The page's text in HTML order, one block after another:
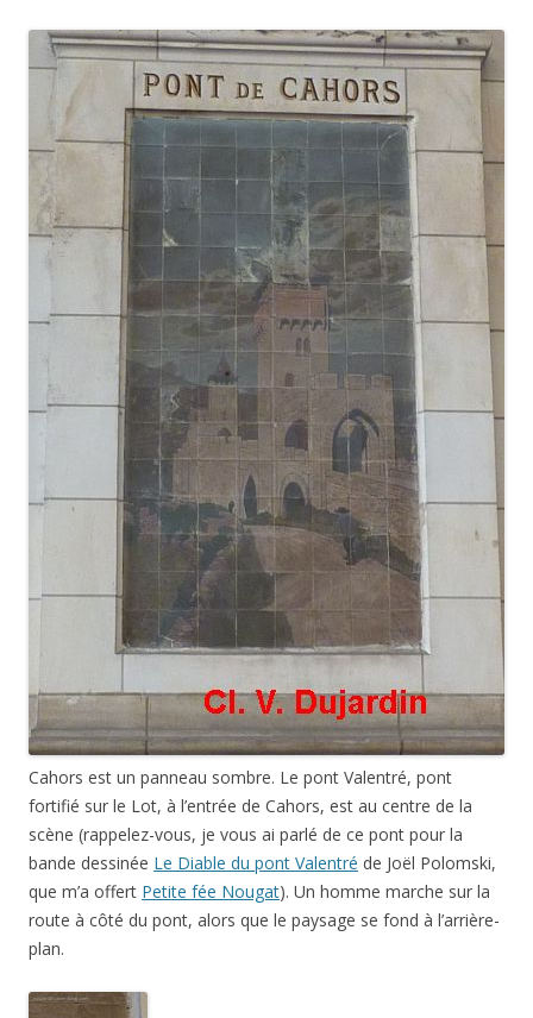
Cahors est un panneau sombre. Le pont Valentré, pont
fortifié sur le Lot, à l’entrée de Cahors, est au centre de la
scène (rappelez-vous, je vous ai parlé de ce pont pour la
bande dessinée Le Diable du pont Valentré de Joël Polomski,
que m’a offert Petite fée Nougat). Un homme marche sur la
route à côté du pont, alors que le paysage se fond à l’arrière-
plan.